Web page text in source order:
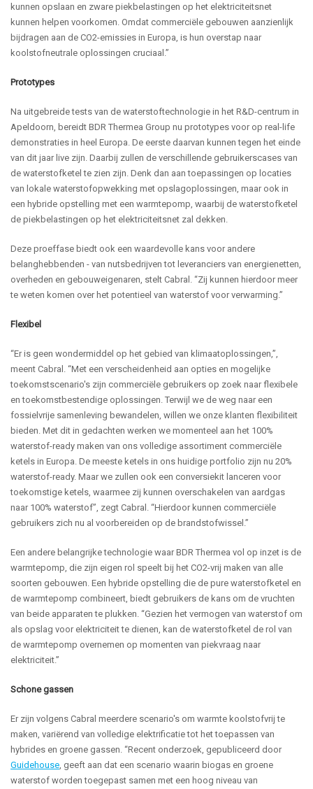
kunnen opslaan en zware piekbelastingen op het elektriciteitsnet
kunnen helpen voorkomen. Omdat commerciële gebouwen aanzienlijk
bijdragen aan de CO2-emissies in Europa, is hun overstap naar
koolstofneutrale oplossingen cruciaal.”
Prototypes
Na uitgebreide tests van de waterstoftechnologie in het R&D-centrum in
Apeldoorn, bereidt BDR Thermea Group nu prototypes voor op real-life
demonstraties in heel Europa. De eerste daarvan kunnen tegen het einde
van dit jaar live zijn. Daarbij zullen de verschillende gebruikerscases van
de waterstofketel te zien zijn. Denk dan aan toepassingen op locaties
van lokale waterstofopwekking met opslagoplossingen, maar ook in
een hybride opstelling met een warmtepomp, waarbij de waterstofketel
de piekbelastingen op het elektriciteitsnet zal dekken.
Deze proeffase biedt ook een waardevolle kans voor andere
belanghebbenden - van nutsbedrijven tot leveranciers van energienetten,
overheden en gebouweigenaren, stelt Cabral. “Zij kunnen hierdoor meer
te weten komen over het potentieel van waterstof voor verwarming.”
Flexibel
“Er is geen wondermiddel op het gebied van klimaatoplossingen,”,
meent Cabral. “Met een verscheidenheid aan opties en mogelijke
toekomstscenario's zijn commerciële gebruikers op zoek naar flexibele
en toekomstbestendige oplossingen. Terwijl we de weg naar een
fossielvrije samenleving bewandelen, willen we onze klanten flexibiliteit
bieden. Met dit in gedachten werken we momenteel aan het 100%
waterstof-ready maken van ons volledige assortiment commerciële
ketels in Europa. De meeste ketels in ons huidige portfolio zijn nu 20%
waterstof-ready. Maar we zullen ook een conversiekit lanceren voor
toekomstige ketels, waarmee zij kunnen overschakelen van aardgas
naar 100% waterstof”, zegt Cabral. “Hierdoor kunnen commerciële
gebruikers zich nu al voorbereiden op de brandstofwissel.”
Een andere belangrijke technologie waar BDR Thermea vol op inzet is de
warmtepomp, die zijn eigen rol speelt bij het CO2-vrij maken van alle
soorten gebouwen. Een hybride opstelling die de pure waterstofketel en
de warmtepomp combineert, biedt gebruikers de kans om de vruchten
van beide apparaten te plukken. “Gezien het vermogen van waterstof om
als opslag voor elektriciteit te dienen, kan de waterstofketel de rol van
de warmtepomp overnemen op momenten van piekvraag naar
elektriciteit.”
Schone gassen
Er zijn volgens Cabral meerdere scenario's om warmte koolstofvrij te
maken, variërend van volledige elektrificatie tot het toepassen van
hybrides en groene gassen. “Recent onderzoek, gepubliceerd door
Guidehouse , geeft aan dat een scenario waarin biogas en groene
waterstof worden toegepast samen met een hoog niveau van